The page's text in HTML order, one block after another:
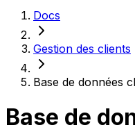
Docs
Gestion des clients
Base de données
Base de